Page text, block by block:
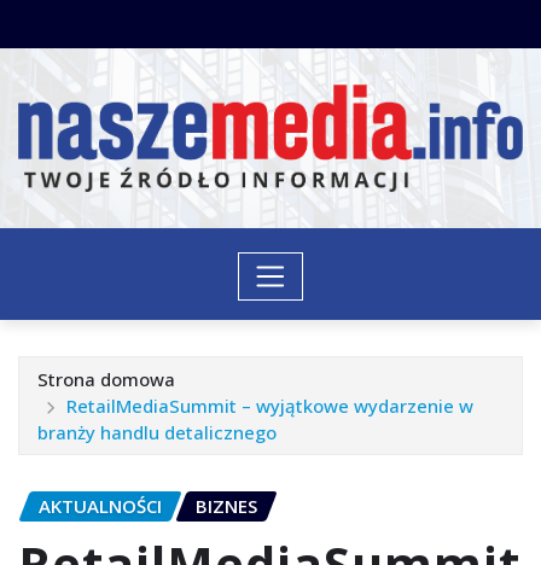
do
Strona domowa
RetailMediaSummit – wyjątkowe wydarzenie w
branży handlu detalicznego
AKTUALNOŚCI BIZNES